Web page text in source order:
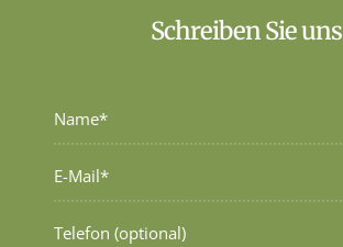
Schreiben Sie uns